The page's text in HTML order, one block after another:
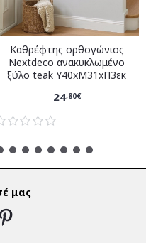
Καθρέφτης ορθογώνιος
Nextdeco ανακυκλωμένο
ξύλο teak Υ40xM31xΠ3εκ
24,80€
μας